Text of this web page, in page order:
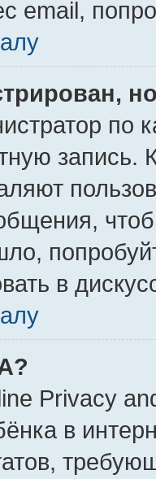
email,
по
запись.
в
Privacy
в